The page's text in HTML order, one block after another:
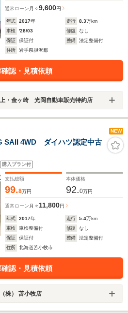
通常ローン 月々9,600円
年式 2017年 走行 8.3万km
車検
'28/03 修復
なし
保証
保証付 整備
法定整備付
住所
岩手県胆沢郡
認・見積依頼
・金ヶ崎 光岡自動車販売特約店
NEW
SAII 4WD ダイハツ認定中古
購入プラン付
支払総額
99.8万円
本体価格
92.0万円
通常ローン 月々11,800円
年式 2017年 走行 5.4万km
車検
車検整備付 修復
なし
保証
保証付 整備
法定整備付
住所
北海道苫小牧市
認・見積依頼
株） 苫小牧店